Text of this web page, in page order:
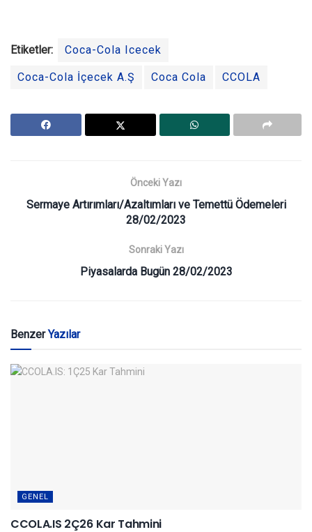
Etiketler: Coca-Cola Icecek
Coca-Cola İçecek A.Ş Coca Cola CCOLA
Önceki Yazı
Sermaye Artırımları/Azaltımları ve Temettü Ödemeleri
28/02/2023
Sonraki Yazı
Piyasalarda Bugün 28/02/2023
BenzerYazılar
GENEL
CCOLA.IS 2Ç26 Kar Tahmini